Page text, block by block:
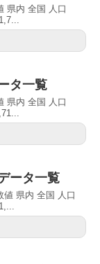
県内 全国 人口
タ一覧
県内 全国 人口
ータ一覧
値 県内 全国 人口